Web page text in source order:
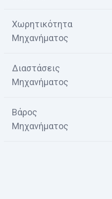
Χωρητικότητα
Μηχανήματος
Διαστάσεις
Μηχανήματος
Βάρος
Μηχανήματος